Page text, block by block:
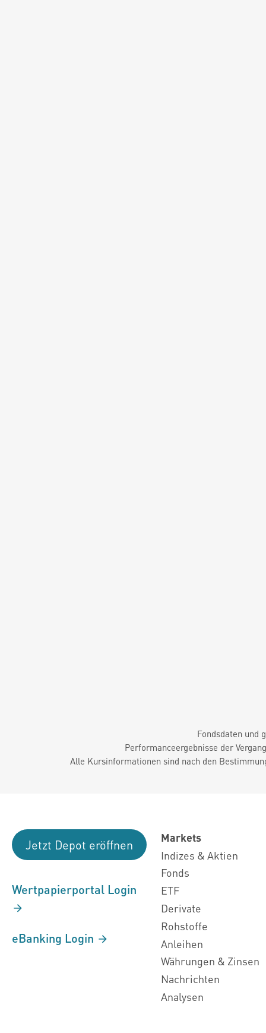
Fondsdaten und
Performanceergebnisse der
Alle Kursinformationen sind nach den
Jetzt Depot eröffnen
Wertpapierportal Login
eBanking Login
Markets
Indizes & Aktien
Fonds
ETF
Derivate
Rohstoffe
Anleihen
Währungen & Zinsen
Nachrichten
Analysen